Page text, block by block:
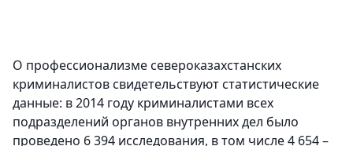
О профессионализме североказахстанских
криминалистов свидетельствуют статистические
данные: в 2014 году криминалистами всех
подразделений органов внутренних дел было
проведено 6 394 исследования, в том числе 4 654 –